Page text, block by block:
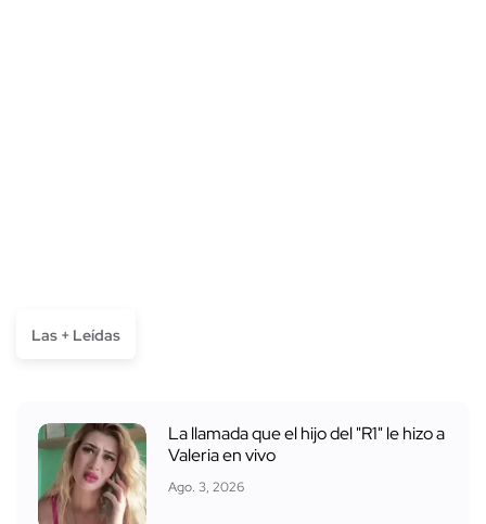
Las + Leídas
La llamada que el hijo del "R1" le hizo a
Valeria en vivo
Ago. 3, 2026